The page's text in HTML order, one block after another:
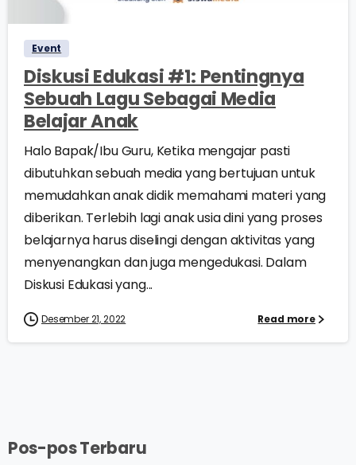
Event
Diskusi Edukasi #1: Pentingnya
Sebuah Lagu Sebagai Media
Belajar Anak
Halo Bapak/Ibu Guru, Ketika mengajar pasti
dibutuhkan sebuah media yang bertujuan untuk
memudahkan anak didik memahami materi yang
diberikan. Terlebih lagi anak usia dini yang proses
belajarnya harus diselingi dengan aktivitas yang
menyenangkan dan juga mengedukasi. Dalam
Diskusi Edukasi yang...
Desember 21, 2022 Read more
Pos-pos Terbaru